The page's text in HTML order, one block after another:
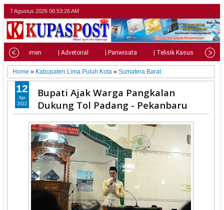
7 Agustus 2026 06:53:27 AM
| Parlemen | Advetorial | Pariwisata | Telisik Kasus |
Home » Kabupaten Lima Puluh Kota »Sumatera Barat
Bupati Ajak Warga Pangkalan
Dukung Tol Padang - Pekanbaru
12
Apr
2022